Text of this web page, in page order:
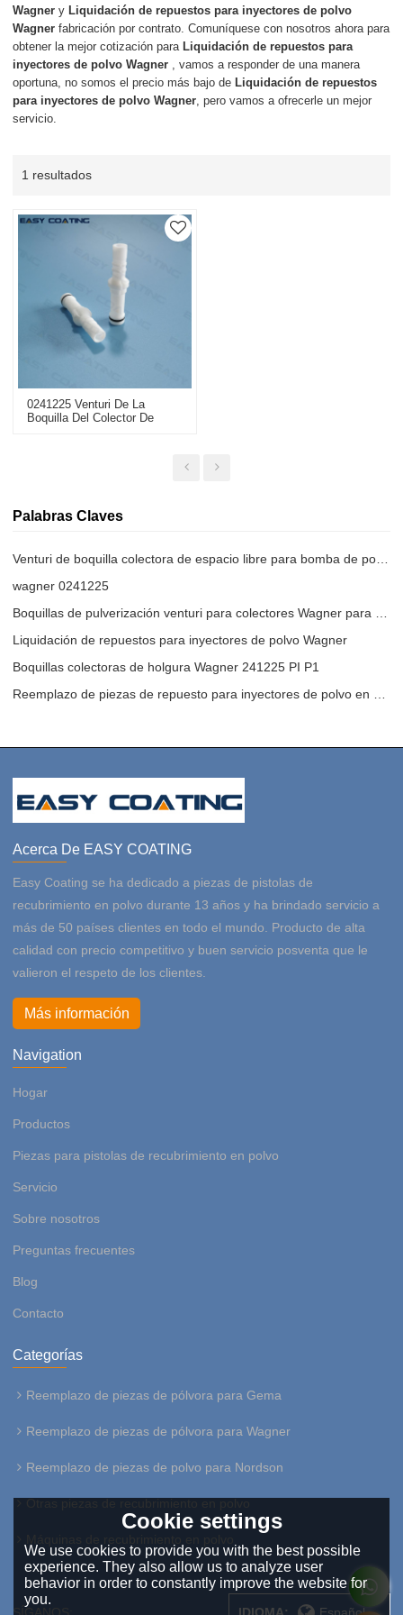
Wagner y Liquidación de repuestos para inyectores de polvo
Wagner fabricación por contrato. Comuníquese con nosotros ahora para
obtener la mejor cotización para Liquidación de repuestos para
inyectores de polvo Wagner , vamos a responder de una manera
oportuna, no somos el precio más bajo de Liquidación de repuestos
para inyectores de polvo Wagner, pero vamos a ofrecerle un mejor
servicio.
1 resultados
0241225 Venturi De La
Boquilla Del Colector De
Palabras Claves
wagner 0241225
Liquidación de repuestos para inyectores de polvo Wagner
Boquillas colectoras de holgura Wagner 241225 PI P1
Acerca De EASY COATING
Easy Coating se ha dedicado a piezas de pistolas de
recubrimiento en polvo durante 13 años y ha brindado servicio a
más de 50 países clientes en todo el mundo. Producto de alta
calidad con precio competitivo y buen servicio posventa que le
valieron el respeto de los clientes.
Más información
Navigation
Hogar
Productos
Piezas para pistolas de recubrimiento en polvo
Servicio
Sobre nosotros
Preguntas frecuentes
Blog
Contacto
Categorías
Reemplazo de piezas de pólvora para Gema
Reemplazo de piezas de pólvora para Wagner
Reemplazo de piezas de polvo para Nordson
Otras piezas de recubrimiento en polvo
SÍGANOS: IDIOMA: Español
Cookie settings
We use cookies to provide you with the best possible
experience. They also allow us to analyze user
behavior in order to constantly improve the website for
you.